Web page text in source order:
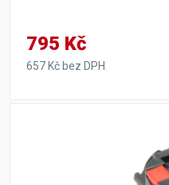
795 Kč
657 Kč bez DPH